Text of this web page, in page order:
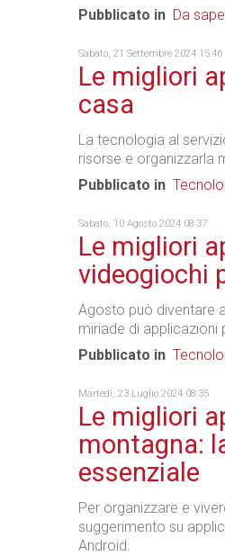
Pubblicato in Da
Sabato, 21 Settembre 2024 15:46
Le migliori
casa
La tecnologia al
risorse e organizzarla
Pubblicato in
Sabato, 10 Agosto 2024 08:37
Le migliori
videogiochi
Agosto può diventare
miriade di applicazioni
Pubblicato in
Martedì, 23 Luglio 2024 08:35
Le migliori
montagna:
essenziale
Per organizzare e
suggerimento su
Android.